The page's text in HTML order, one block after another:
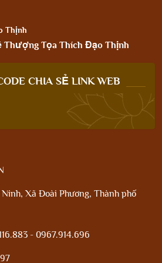
Thịnh
Tọa Thích Đạo Thịnh
CHIA SẺ LINK WEB
Xã Đoài Phương, Thành phố
- 0967.914.696